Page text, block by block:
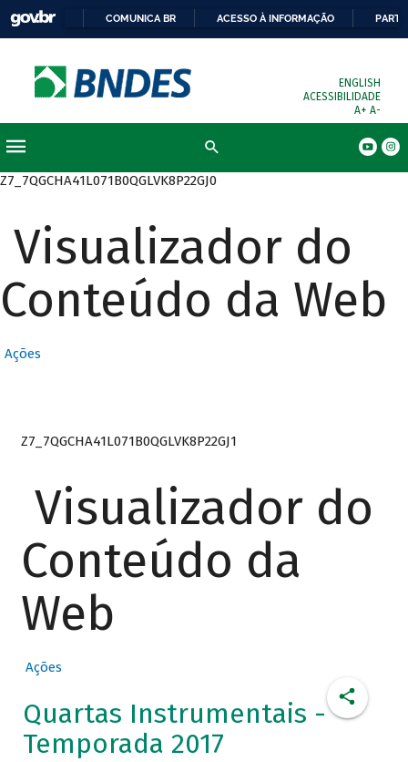
COMUNICA BR ACESSO À INFORMAÇÃO
ENGLISH
ACESSIBILIDADE
A+ A-
Z7_7QGCHA41L071B0QGLVK8P22GJ0
Visualizador do
Conteúdo da Web
Ações
Z7_7QGCHA41L071B0QGLVK8P22GJ1
Visualizador do
Conteúdo da
Web
Ações
Quartas Instrumentais -
Temporada 2017